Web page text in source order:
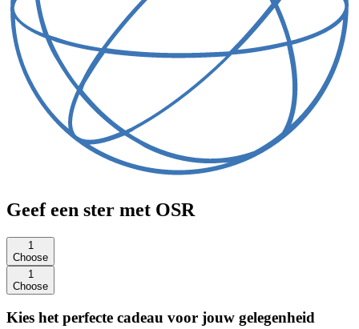
Geef een ster met OSR
1
Choose
1
Choose
Kies het perfecte cadeau voor jouw gelegenheid